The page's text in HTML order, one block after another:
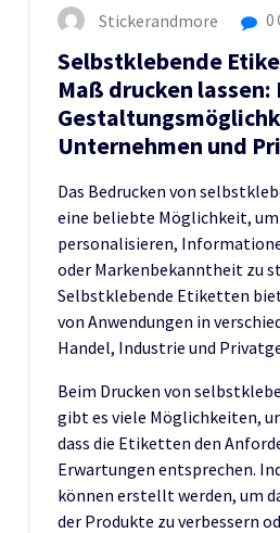
Stickerandmore 0
Selbstklebende
Maß drucken
Unternehmen und
Das Bedrucken von
eine beliebte Möglichkeit,
personalisieren,
oder Markenbekanntheit zu
Selbstklebende Etiketten
von Anwendungen in
Handel, Industrie und
Beim Drucken von
gibt es viele Möglichkeiten,
dass die Etiketten den
Erwartungen entsprechen.
können erstellt werden, um
der Produkte zu verbessern